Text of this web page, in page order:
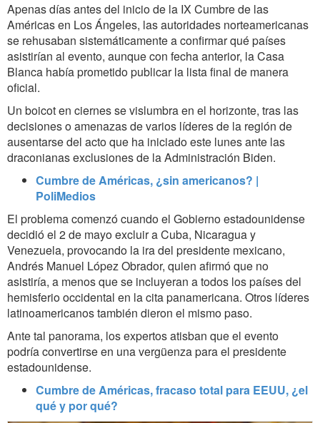
Apenas días antes del inicio de la IX Cumbre de las
Américas en Los Ángeles, las autoridades norteamericanas
se rehusaban sistemáticamente a confirmar qué países
asistirían al evento, aunque con fecha anterior, la Casa
Blanca había prometido publicar la lista final de manera
oficial.
Un boicot en ciernes se vislumbra en el horizonte, tras las
decisiones o amenazas de varios líderes de la región de
ausentarse del acto que ha iniciado este lunes ante las
draconianas exclusiones de la Administración Biden.
Cumbre de Américas, ¿sin americanos? |
PoliMedios
El problema comenzó cuando el Gobierno estadounidense
decidió el 2 de mayo excluir a Cuba, Nicaragua y
Venezuela, provocando la ira del presidente mexicano,
Andrés Manuel López Obrador, quien afirmó que no
asistiría, a menos que se incluyeran a todos los países del
hemisferio occidental en la cita panamericana. Otros líderes
latinoamericanos también dieron el mismo paso.
Ante tal panorama, los expertos atisban que el evento
podría convertirse en una vergüenza para el presidente
estadounidense.
Cumbre de Américas, fracaso total para EEUU, ¿el
qué y por qué?